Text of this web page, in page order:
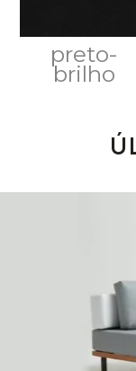
preto-
brilho